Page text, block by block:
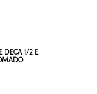
DECA 1/2 E